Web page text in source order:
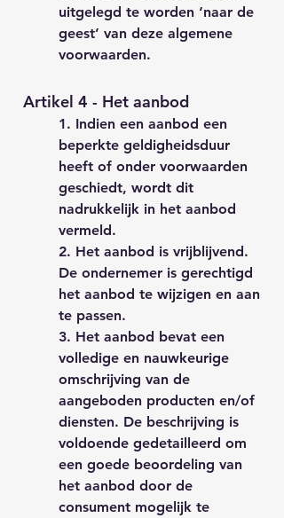
uitgelegd te worden ‘naar de
geest’ van deze algemene
voorwaarden.
Artikel 4 - Het aanbod
1. Indien een aanbod een
beperkte geldigheidsduur
heeft of onder voorwaarden
geschiedt, wordt dit
nadrukkelijk in het aanbod
vermeld.
2. Het aanbod is vrijblijvend.
De ondernemer is gerechtigd
het aanbod te wijzigen en aan
te passen.
3. Het aanbod bevat een
volledige en nauwkeurige
omschrijving van de
aangeboden producten en/of
diensten. De beschrijving is
voldoende gedetailleerd om
een goede beoordeling van
het aanbod door de
consument mogelijk te